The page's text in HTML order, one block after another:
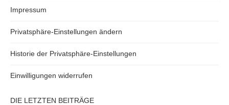
Impressum
Privatsphäre-Einstellungen ändern
Historie der Privatsphäre-Einstellungen
Einwilligungen widerrufen
DIE LETZTEN BEITRÄGE